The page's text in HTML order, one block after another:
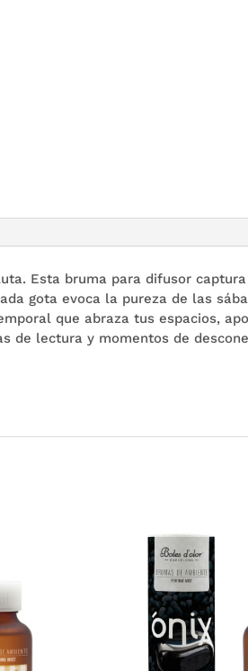
Esta bruma para difusor
gota evoca la pureza de las
que abraza tus espacios,
de lectura y momentos de